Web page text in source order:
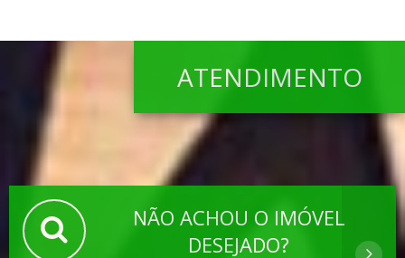
ATENDIMENTO
NÃO ACHOU O IMÓVEL
DESEJADO?